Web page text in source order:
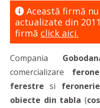
Această firmă
actualizate din
firmă click aici.
Compania
comercializare
ferestre si
obiecte din tabla (